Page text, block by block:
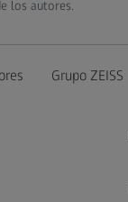
los autores.
Grupo ZEISS